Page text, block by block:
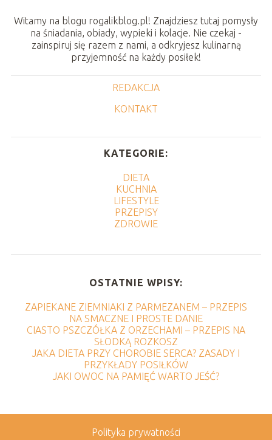
Witamy na blogu rogalikblog.pl! Znajdziesz tutaj pomysły
na śniadania, obiady, wypieki i kolacje. Nie czekaj -
zainspiruj się razem z nami, a odkryjesz kulinarną
przyjemność na każdy posiłek!
REDAKCJA
KONTAKT
KATEGORIE:
DIETA
KUCHNIA
LIFESTYLE
PRZEPISY
ZDROWIE
OSTATNIE WPISY:
ZAPIEKANE ZIEMNIAKI Z PARMEZANEM – PRZEPIS
NA SMACZNE I PROSTE DANIE
CIASTO PSZCZÓŁKA Z ORZECHAMI – PRZEPIS NA
SŁODKĄ ROZKOSZ
JAKA DIETA PRZY CHOROBIE SERCA? ZASADY I
PRZYKŁADY POSIŁKÓW
JAKI OWOC NA PAMIĘĆ WARTO JEŚĆ?
Polityka prywatności